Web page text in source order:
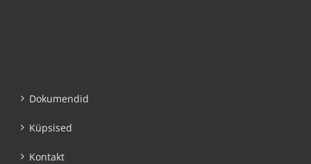
Dokumendid
Küpsised
Kontakt